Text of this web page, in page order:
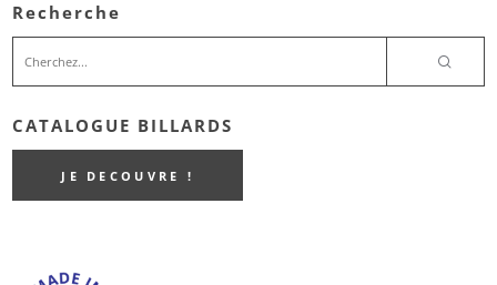
Recherche
CATALOGUE BILLARDS
JE DECOUVRE !